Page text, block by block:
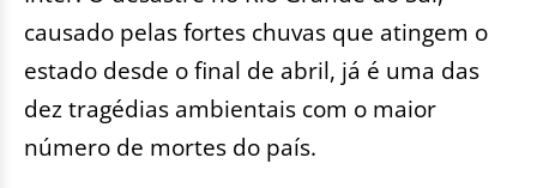
causado pelas fortes chuvas que atingem o
estado desde o final de abril, já é uma das
dez tragédias ambientais com o maior
número de mortes do país.